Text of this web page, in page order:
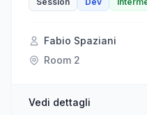
rivelarsi complesso. In
misurare e ottimizzare le
Fabio Spaziani
Room 2
Vedi dettagli